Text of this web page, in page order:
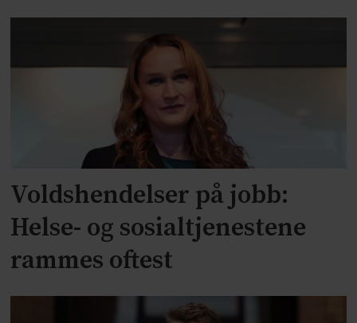
Voldshendelser på jobb:
Helse- og sosialtjenestene
rammes oftest